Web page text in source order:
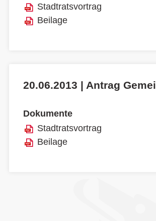
Stadtratsvortrag
Beilage
20.06.2013 | Antrag
Dokumente
Stadtratsvortrag
Beilage